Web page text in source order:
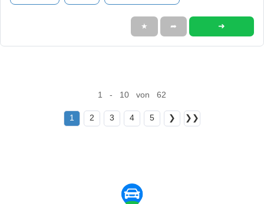
★ ➦ ➜
1 - 10 von 62
1 2 3 4 5 ❯ ❯❯